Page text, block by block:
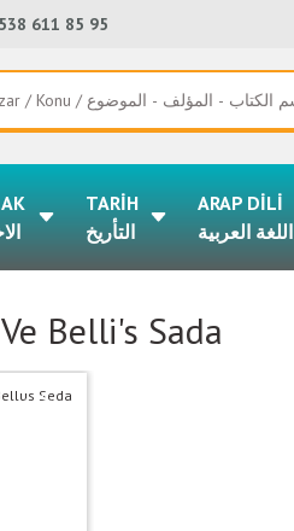
611 85 95
TARİH
التأريخ
ARAP DİLİ
اللغة العربية
Belli's Sada
%50